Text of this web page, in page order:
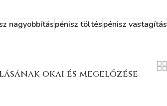
nagyobbításpénisz töltéspénisz vastagítás
okai és megelőzése